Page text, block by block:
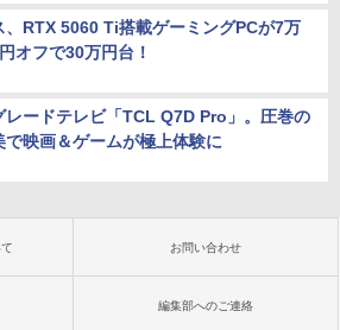
、RTX 5060 Ti搭載ゲーミングPCが7万
オフで30万円台！
レードテレビ「TCL Q7D Pro」。圧巻の
で映画＆ゲームが極上体験に
お問い合わせ
編集部へのご連絡